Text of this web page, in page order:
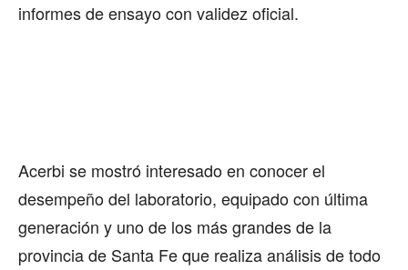
informes de ensayo con validez oficial.
Acerbi se mostró interesado en conocer el
desempeño del laboratorio, equipado con última
generación y uno de los más grandes de la
provincia de Santa Fe que realiza análisis de todo